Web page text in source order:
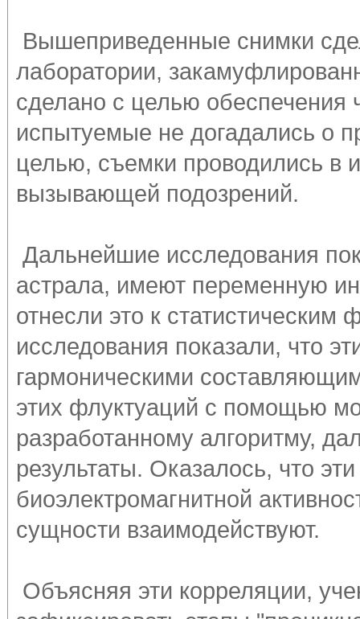
Вышеприведенные снимки
лаборатории,
сделано с целью обеспечения
испытуемые не догадались о
целью, съемки проводились в
вызывающей подозрений.
Дальнейшие исследования
астрала, имеют переменную
отнесли это к
исследования показали, что
гармоническими
этих флуктуаций с помощью
разработанному алгоритму,
результаты. Оказалось, что
биоэлектромагнитной
сущности взаимодействуют.
Объясняя эти корреляции,